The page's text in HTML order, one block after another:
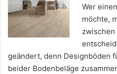
Wer
möchte,
zwischen
geändert, denn Designböden
beider Bodenbeläge